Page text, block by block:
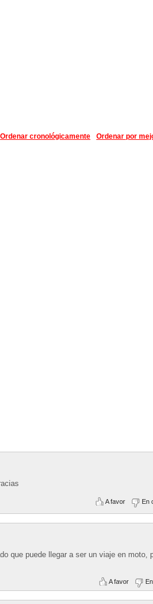
Ordenar por
Ordenar cronológicamente
A favor En
que puede llegar a ser un viaje en moto,
A favor